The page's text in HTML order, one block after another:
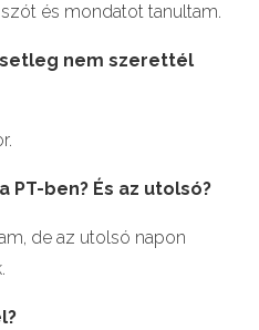
és mondatot tanultam.
nem szerettél
PT-ben? És az utolsó?
de az utolsó napon